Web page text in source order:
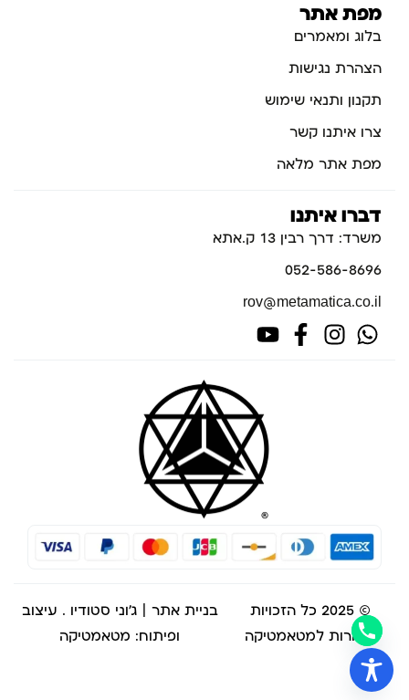
מפת אתר
בלוג ומאמרים
הצהרת נגישות
תקנון ותנאי שימוש
צרו איתנו קשר
מפת אתר מלאה
דברו איתנו
משרד: דרך רבין 13 ק.אתא
052-586-8696
rov@metamatica.co.il
© 2025 כל הזכויות
שמורות למטאמטיקה
בניית אתר | ג'וני סטודיו . עיצוב
ופיתוח: מטאמטיקה